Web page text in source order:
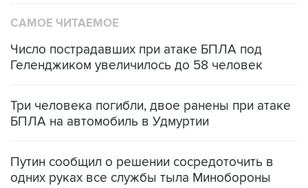
САМОЕ ЧИТАЕМОЕ
Число пострадавших при атаке БПЛА под
Геленджиком увеличилось до 58 человек
Три человека погибли, двое ранены при атаке
БПЛА на автомобиль в Удмуртии
Путин сообщил о решении сосредоточить в
одних руках все службы тыла Минобороны